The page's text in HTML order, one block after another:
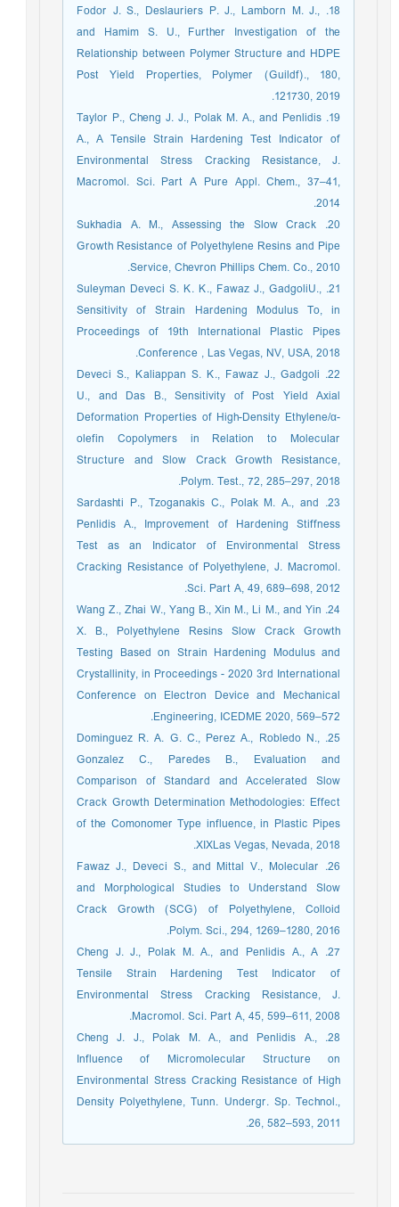
18. Fodor J. S., Deslauriers P. J., Lamborn M. J.,
and Hamim S. U., Further Investigation of the
Relationship between Polymer Structure and HDPE
Post Yield Properties, Polymer (Guildf)., 180,
121730, 2019.
19. Taylor P., Cheng J. J., Polak M. A., and Penlidis
A., A Tensile Strain Hardening Test Indicator of
Environmental Stress Cracking Resistance, J.
Macromol. Sci. Part A Pure Appl. Chem., 37–41,
2014.
20. Sukhadia A. M., Assessing the Slow Crack
Growth Resistance of Polyethylene Resins and Pipe
Service, Chevron Phillips Chem. Co., 2010.
21. Suleyman Deveci S. K. K., Fawaz J., GadgoliU.,
Sensitivity of Strain Hardening Modulus To, in
Proceedings of 19th International Plastic Pipes
Conference , Las Vegas, NV, USA, 2018.
22. Deveci S., Kaliappan S. K., Fawaz J., Gadgoli
U., and Das B., Sensitivity of Post Yield Axial
Deformation Properties of High-Density Ethylene/α-
olefin Copolymers in Relation to Molecular
Structure and Slow Crack Growth Resistance,
Polym. Test., 72, 285–297, 2018.
23. Sardashti P., Tzoganakis C., Polak M. A., and
Penlidis A., Improvement of Hardening Stiffness
Test as an Indicator of Environmental Stress
Cracking Resistance of Polyethylene, J. Macromol.
Sci. Part A, 49, 689–698, 2012.
24. Wang Z., Zhai W., Yang B., Xin M., Li M., and Yin
X. B., Polyethylene Resins Slow Crack Growth
Testing Based on Strain Hardening Modulus and
Crystallinity, in Proceedings - 2020 3rd International
Conference on Electron Device and Mechanical
Engineering, ICEDME 2020, 569–572.
25. Dominguez R. A. G. C., Perez A., Robledo N.,
Gonzalez C., Paredes B., Evaluation and
Comparison of Standard and Accelerated Slow
Crack Growth Determination Methodologies: Effect
of the Comonomer Type influence, in Plastic Pipes
XIXLas Vegas, Nevada, 2018.
26. Fawaz J., Deveci S., and Mittal V., Molecular
and Morphological Studies to Understand Slow
Crack Growth (SCG) of Polyethylene, Colloid
Polym. Sci., 294, 1269–1280, 2016.
27. Cheng J. J., Polak M. A., and Penlidis A., A
Tensile Strain Hardening Test Indicator of
Environmental Stress Cracking Resistance, J.
Macromol. Sci. Part A, 45, 599–611, 2008.
28. Cheng J. J., Polak M. A., and Penlidis A.,
Influence of Micromolecular Structure on
Environmental Stress Cracking Resistance of High
Density Polyethylene, Tunn. Undergr. Sp. Technol.,
26, 582–593, 2011.